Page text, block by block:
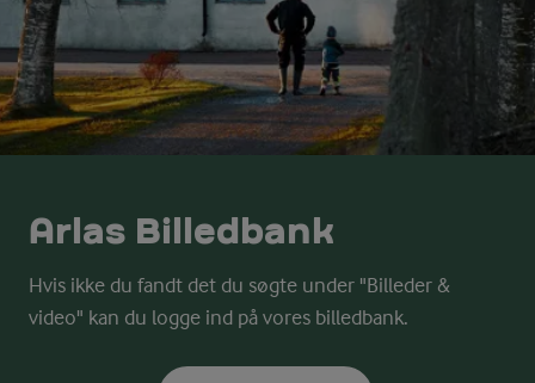
Arlas Billedbank
Hvis ikke du fandt det du søgte under "Billeder &
video" kan du logge ind på vores billedbank.